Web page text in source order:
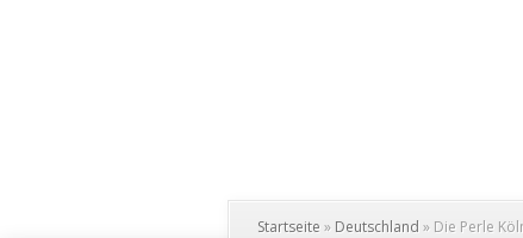
Startseite » Deutschland » Die Perle